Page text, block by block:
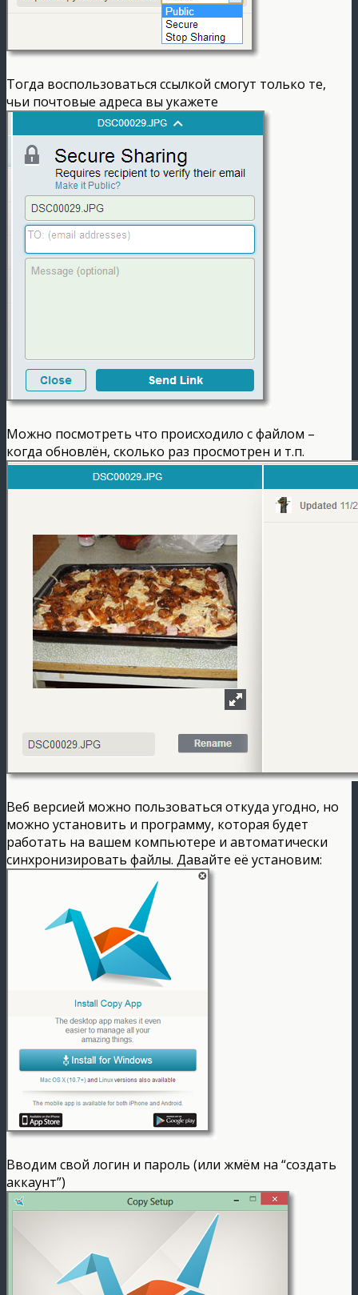
Тогда воспользоваться ссылкой смогут только те,
чьи почтовые адреса вы укажете
Можно посмотреть что происходило с файлом –
когда обновлён, сколько раз просмотрен и т.п.
Веб версией можно пользоваться откуда угодно, но
можно установить и программу, которая будет
работать на вашем компьютере и автоматически
синхронизировать файлы. Давайте её установим:
Вводим свой логин и пароль (или жмём на “создать
аккаунт”)